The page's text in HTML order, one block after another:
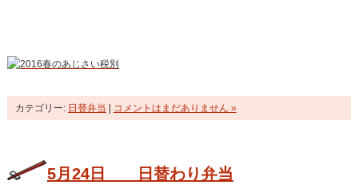
カテゴリー: 日替弁当 コメントはまだありません »
5月24日 日替わり弁当